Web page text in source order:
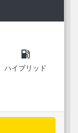
local_gas_station
ハイブリッド